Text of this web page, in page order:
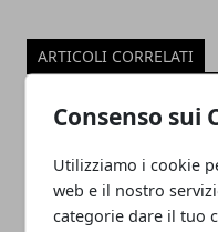
Consenso sui
Utilizziamo i cookie
web e il nostro
categorie dare il tuo
ARTICOLI CORRELATI